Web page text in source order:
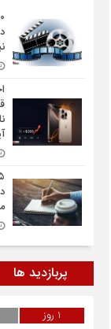
پربازدید ها
1 روز